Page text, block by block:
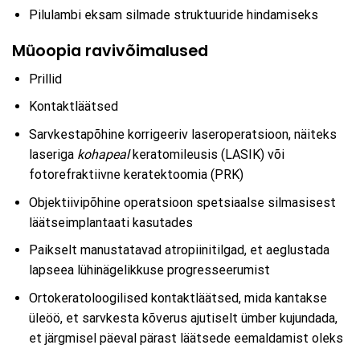
Pilulambi eksam silmade struktuuride hindamiseks
Müoopia ravivõimalused
Prillid
Kontaktläätsed
Sarvkestapõhine korrigeeriv laseroperatsioon, näiteks
laseriga kohapealkeratomileusis (LASIK) või
fotorefraktiivne keratektoomia (PRK)
Objektiivipõhine operatsioon spetsiaalse silmasisest
läätseimplantaati kasutades
Paikselt manustatavad atropiinitilgad, et aeglustada
lapseea lühinägelikkuse progresseerumist
Ortokeratoloogilised kontaktläätsed, mida kantakse
üleöö, et sarvkesta kõverus ajutiselt ümber kujundada,
et järgmisel päeval pärast läätsede eemaldamist oleks